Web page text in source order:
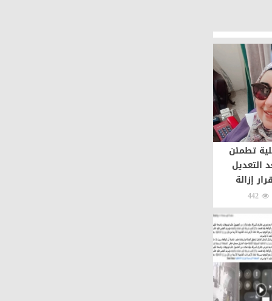
تطمئن
التعديل
إزالة
442